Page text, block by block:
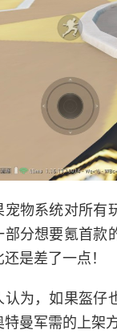
宠物系统对所有
部分想要氪首款
是差了一点！
认为，如果盔仔
特曼军需的上架